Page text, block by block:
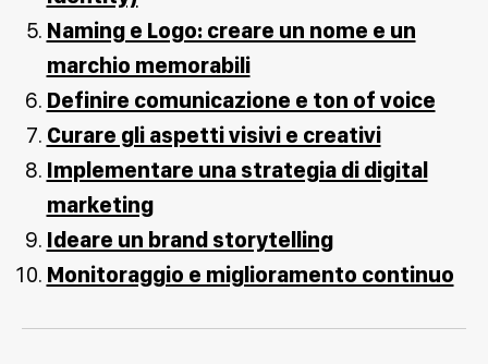
Naming e Logo: creare un nome e un
marchio memorabili
Definire comunicazione e ton of voice
Curare gli aspetti visivi e creativi
Implementare una strategia di digital
marketing
Ideare un brand storytelling
Monitoraggio e miglioramento continuo